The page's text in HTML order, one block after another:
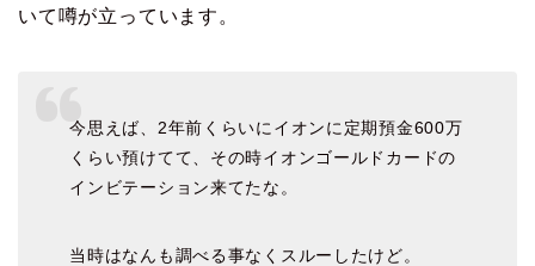
いて噂が立っています。
今思えば、2年前くらいにイオンに定期預金600万
くらい預けてて、その時イオンゴールドカードの
インビテーション来てたな。
当時はなんも調べる事なくスルーしたけど。